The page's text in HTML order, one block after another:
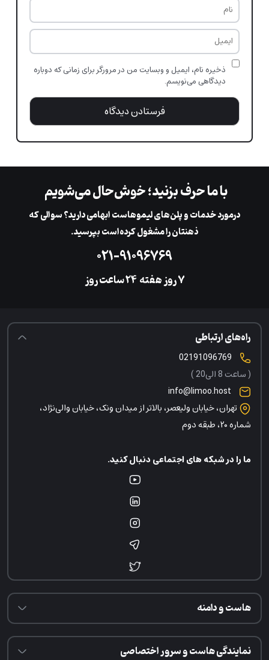
ذخیره نام، ایمیل و وبسایت من در مرورگر برای زمانی که دوباره
دیدگاهی می‌نویسم.
با ما حرف بزنید؛ خوش‌حال می‌شویم
در‌مورد خدمات و پلن‌های لیمو‌هاست ابهامی دارید؟ سوالی که
ذهنتان را مشغول کرده‌است بپرسید.
۰۲۱-۹۱۰۹۶۷۶۹
۷ روز هفته ‌۲۴ ساعت روز
هاست و دامنه
نمایندگی هاست و سرور اختصاصی
راه‌های ارتباطی
( ساعت 8 الی20 )
info@limoo.host
تهران، خیابان ولیعصر، بالاتر از میدان ونک، خیابان والی‌نژاد،
شماره ۲۰، طبقه دوم
ما را در شبکه های اجتماعی دنبال کنید.